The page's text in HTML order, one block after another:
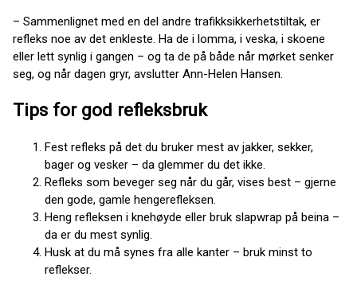
– Sammenlignet med en del andre trafikksikkerhetstiltak, er
refleks noe av det enkleste. Ha de i lomma, i veska, i skoene
eller lett synlig i gangen – og ta de på både når mørket senker
seg, og når dagen gryr, avslutter Ann-Helen Hansen.
Tips for god refleksbruk
Fest refleks på det du bruker mest av jakker, sekker,
bager og vesker – da glemmer du det ikke.
Refleks som beveger seg når du går, vises best – gjerne
den gode, gamle hengerefleksen.
Heng refleksen i knehøyde eller bruk slapwrap på beina –
da er du mest synlig.
Husk at du må synes fra alle kanter – bruk minst to
reflekser.